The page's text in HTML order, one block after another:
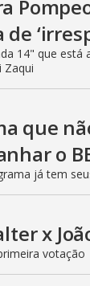
14" que está
Zaqui
que
o
já tem
x
votação